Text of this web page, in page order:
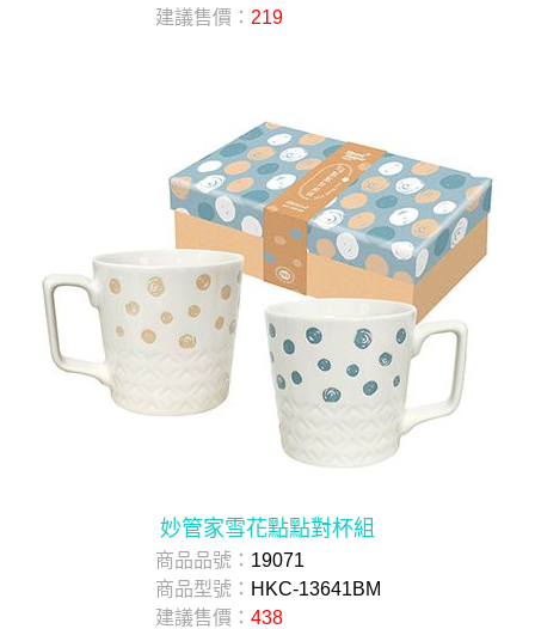
建議售價： 219
妙管家雪花點點對杯組
商品品號： 19071
商品型號： HKC-13641BM
建議售價： 438